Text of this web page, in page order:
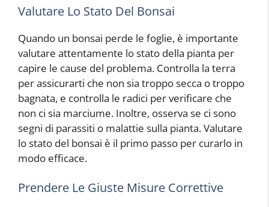
Valutare Lo Stato Del Bonsai
Quando un bonsai perde le foglie, è importante
valutare attentamente lo stato della pianta per
capire le cause del problema. Controlla la terra
per assicurarti che non sia troppo secca o troppo
bagnata, e controlla le radici per verificare che
non ci sia marciume. Inoltre, osserva se ci sono
segni di parassiti o malattie sulla pianta. Valutare
lo stato del bonsai è il primo passo per curarlo in
modo efficace.
Prendere Le Giuste Misure Correttive